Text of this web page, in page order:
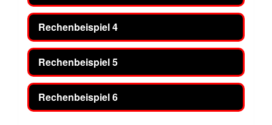
Rechenbeispiel 4
Rechenbeispiel 5
Rechenbeispiel 6